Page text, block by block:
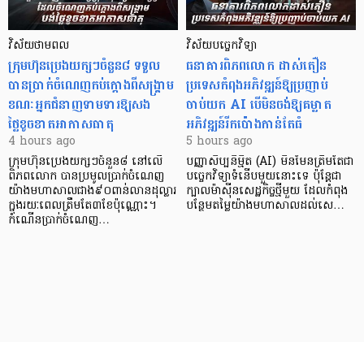
វិស័យថាមពល
ក្រុមហ៊ុនប្រេងយក្សៗចំនួន៨ ទទួល
បានប្រាក់ចំណេញកប់ក្តោងពីសង្គ្រាម
ខណៈអ្នកជំនាញទាមទារឱ្យសង
ថ្លៃខូចខាតអាកាសធាតុ
4 hours ago
ក្រុមហ៊ុនប្រេងយក្សៗចំនួន៨ នៅលើ
ពិភពលោក បានប្រមូលប្រាក់ចំណេញ
យ៉ាងមហាសាលជាង៩០ពាន់លានដុល្លារ
ក្នុងរយៈពេលត្រឹមតែ៣ខែប៉ុណ្ណោះ។
កំណើនប្រាក់ចំណេញ…
វិស័យបច្ចេកវិទ្យា
ធនាគារពិភពលោក ដាស់តឿន
ប្រទេសកំពុងអភិវឌ្ឍន៍ឱ្យប្រញាប់
ចាប់យក AI បើមិនចង់ឱ្យគម្លាត
អភិវឌ្ឍន៍រីកប៉ោងកាន់តែធំ
5 hours ago
បញ្ញាសិប្បនិម្មិត (AI) មិនមែនត្រឹមតែជា
បច្ចេកវិទ្យាទំនើបមួយនោះទេ ប៉ុន្តែជា
ក្បាលម៉ាស៊ីនសេដ្ឋកិច្ចថ្មីមួយ ដែលកំពុង
បន្ថែមតម្លៃយ៉ាងមហាសាលដល់សេ…